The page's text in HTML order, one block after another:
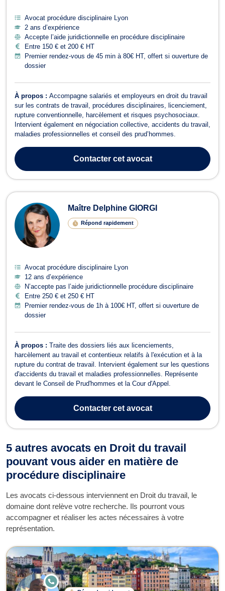
Avocat procédure disciplinaire Lyon
2 ans d’expérience
Accepte l’aide juridictionnelle en procédure disciplinaire
Entre 150 € et 200 € HT
Premier rendez-vous de 45 min à 80€ HT, offert si ouverture de
dossier
À propos : Accompagne salariés et employeurs en droit du travail
sur les contrats de travail, procédures disciplinaires, licenciement,
rupture conventionnelle, harcèlement et risques psychosociaux.
Intervient également en négociation collective, accidents du travail,
maladies professionnelles et conseil des prud’hommes.
Contactercet avocat
Maître Delphine GIORGI
Répond rapidement
Avocat procédure disciplinaire Lyon
12 ans d’expérience
N’accepte pas l’aide juridictionnelle procédure disciplinaire
Entre 250 € et 250 € HT
Premier rendez-vous de 1h à 100€ HT, offert si ouverture de
dossier
À propos : Traite des dossiers liés aux licenciements,
harcèlement au travail et contentieux relatifs à l'exécution et à la
rupture du contrat de travail. Intervient également sur les questions
d'accidents du travail et maladies professionnelles. Représente
devant le Conseil de Prud'hommes et la Cour d'Appel.
Contactercet avocat
5 autres avocats en Droit du travail
pouvant vous aider en matière de
procédure disciplinaire
Les avocats ci-dessous interviennent en Droit du travail, le
domaine dont relève votre recherche. Ils pourront vous
accompagner et réaliser les actes nécessaires à votre
représentation.
E
N